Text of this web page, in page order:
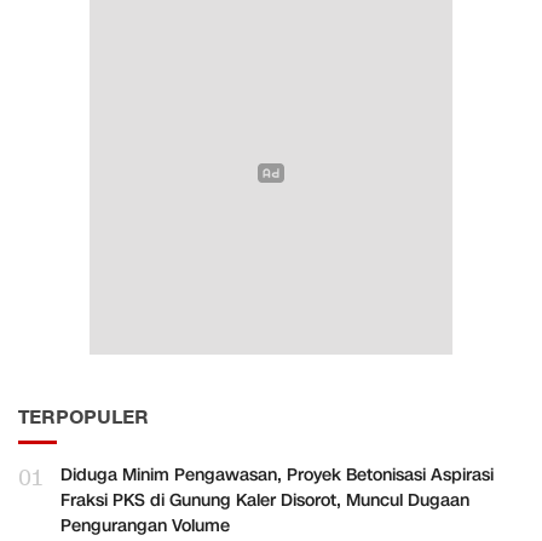
TERPOPULER
01
Diduga Minim Pengawasan, Proyek Betonisasi Aspirasi
Fraksi PKS di Gunung Kaler Disorot, Muncul Dugaan
Pengurangan Volume